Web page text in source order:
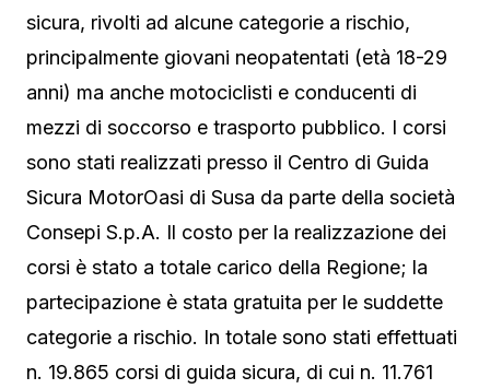
sicura, rivolti ad alcune categorie a rischio,
principalmente giovani neopatentati (età 18-29
anni) ma anche motociclisti e conducenti di
mezzi di soccorso e trasporto pubblico. I corsi
sono stati realizzati presso il Centro di Guida
Sicura MotorOasi di Susa da parte della società
Consepi S.p.A. Il costo per la realizzazione dei
corsi è stato a totale carico della Regione; la
partecipazione è stata gratuita per le suddette
categorie a rischio. In totale sono stati effettuati
n. 19.865 corsi di guida sicura, di cui n. 11.761